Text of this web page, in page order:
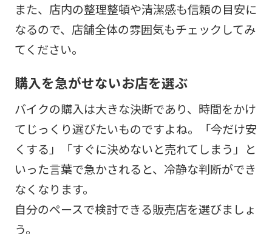
また、店内の整理整頓や清潔感も信頼の目安に
なるので、店舗全体の雰囲気もチェックしてみ
てください。
購入を急がせないお店を選ぶ
バイクの購入は大きな決断であり、時間をかけ
てじっくり選びたいものですよね。「今だけ安
くする」「すぐに決めないと売れてしまう」と
いった言葉で急かされると、冷静な判断ができ
なくなります。
自分のペースで検討できる販売店を選びましょ
う。